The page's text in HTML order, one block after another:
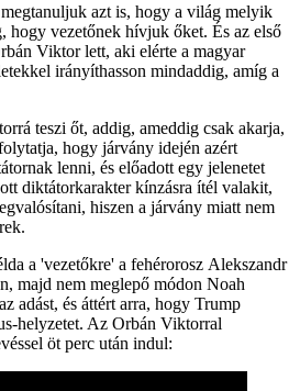
azt is, hogy a világ melyik
hogy vezetőnek hívjuk őket. És az első
Viktor lett, aki elérte a magyar
irányíthasson mindaddig, amíg a
teszi őt, addig, ameddig csak akarja,
hogy járvány idején azért
lenni, és előadott egy jelenetet
diktátorkarakter kínzásra ítél valakit,
hiszen a járvány miatt nem
a 'vezetőkre' a fehérorosz Alekszandr
majd nem meglepő módon Noah
adást, és áttért arra, hogy Trump
helyzetet. Az Orbán Viktorral
öt perc után indul: